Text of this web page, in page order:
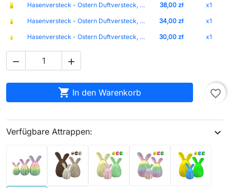
Hasenversteck - Ostern Duftversteck, 3 Größen Größe-L Farbe-Gold 38,00 zł x1
Hasenversteck - Ostern Duftversteck, 3 Größen Größe-M Farbe-Gold 34,00 zł x1
Hasenversteck - Ostern Duftversteck, 3 Größen Größe-S Farbe-Gold 30,00 zł x1
 
 In den Warenkorb favorite_border
Verfügbare Attrappen: expand_more